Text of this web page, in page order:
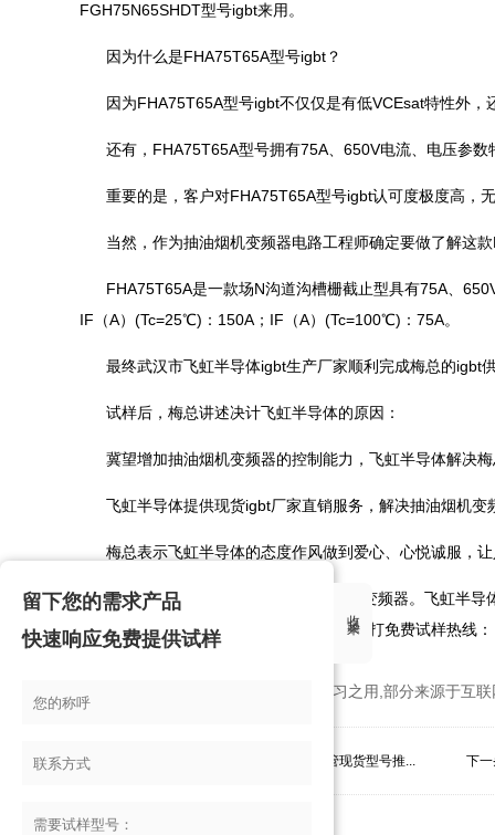
FGH75N65SHDT型号igbt来用。
因为什么是FHA75T65A型号igbt？
因为FHA75T65A型号igbt不仅仅是有低VCEsat特性外
还有，FHA75T65A型号拥有75A、650V电流、电压参
重要的是，客户对FHA75T65A型号igbt认可度极度高，
当然，作为抽油烟机变频器电路工程师确定要做了解这
FHA75T65A是一款场N沟道沟槽栅截止型具有75A、
IF（A）(Tc=25℃)：150A；IF（A）(Tc=100℃)：75A。
最终武汉市飞虹半导体igbt生产厂家顺利完成梅总的igbt
试样后，梅总讲述决计飞虹半导体的原因：
冀望增加抽油烟机变频器的控制能力，飞虹半导体解决
飞虹半导体提供现货igbt厂家直销服务，解决抽油烟机
梅总表示飞虹半导体的态度作风做到爱心、心悦诚服，
国内FHA75T65A型号可常用抽油烟机变频器。飞虹半
保障。详情亦可百度搜索“飞虹半导体”或拨打免费试样热线
*本站所有相关知识仅供大家参考、学习之用,部分来源于互
上一条： igbt大功率，录像机变频器igbt单管现货型号推... 下
留下您的需求产品
快速响应免费提供试样